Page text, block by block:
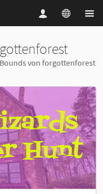
von forgottenforest